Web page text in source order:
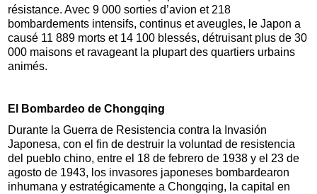
résistance. Avec 9 000 sorties d’avion et 218
bombardements intensifs, continus et aveugles, le Japon a
causé 11 889 morts et 14 100 blessés, détruisant plus de 30
000 maisons et ravageant la plupart des quartiers urbains
animés.
El Bombardeo de Chongqing
Durante la Guerra de Resistencia contra la Invasión
Japonesa, con el fin de destruir la voluntad de resistencia
del pueblo chino, entre el 18 de febrero de 1938 y el 23 de
agosto de 1943, los invasores japoneses bombardearon
inhumana y estratégicamente a Chongqing, la capital en